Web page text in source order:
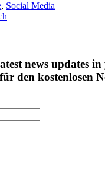
, Social Media
news updates
den kostenlosen